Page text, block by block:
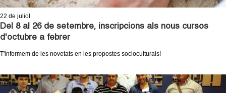
22 de juliol
Del 8 al 26 de setembre, inscripcions als nous cursos
d'octubre a febrer
T'informem de les novetats en les propostes socioculturals!